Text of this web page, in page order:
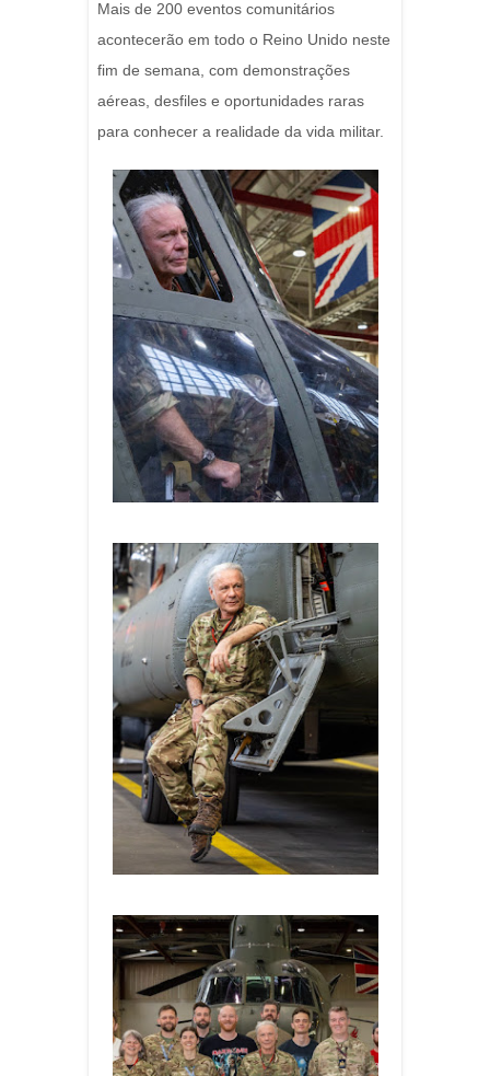
Mais de 200 eventos comunitários
acontecerão em todo o Reino Unido neste
fim de semana, com demonstrações
aéreas, desfiles e oportunidades raras
para conhecer a realidade da vida militar.